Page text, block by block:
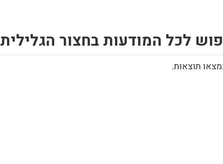
לכל המודעות בחצור הגלילית
תוצאות.